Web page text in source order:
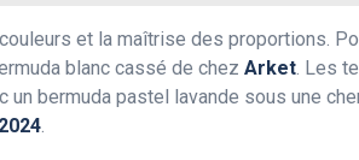
et la maîtrise des proportions.
blanc cassé de chez Arket. Les
bermuda pastel lavande sous une
.